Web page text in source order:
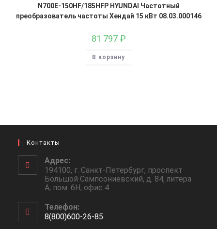
N700E-150HF/185HFP HYUNDAI Частотный
преобразователь частоты Хендай 15 кВт 08.03.000146
81 797 ₽
В корзину
Контакты
Адрес:
194100, г. Санкт-Петербург, проспект
Большой Сампсониевский, д. 84, литера
А, пом. 6Н, офис 4
Телефон:
8(800)600-26-85